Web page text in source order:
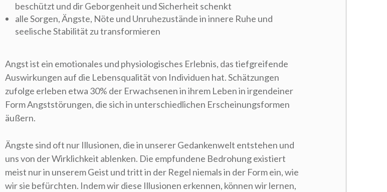
beschützt und dir Geborgenheit und Sicherheit schenkt
alle Sorgen, Ängste, Nöte und Unruhezustände in innere Ruhe und
seelische Stabilität zu transformieren
Angst ist ein emotionales und physiologisches Erlebnis, das tiefgreifende
Auswirkungen auf die Lebensqualität von Individuen hat. Schätzungen
zufolge erleben etwa 30% der Erwachsenen in ihrem Leben in irgendeiner
Form Angststörungen, die sich in unterschiedlichen Erscheinungsformen
äußern.
Ängste sind oft nur Illusionen, die in unserer Gedankenwelt entstehen und
uns von der Wirklichkeit ablenken. Die empfundene Bedrohung existiert
meist nur in unserem Geist und tritt in der Regel niemals in der Form ein, wie
wir sie befürchten. Indem wir diese Illusionen erkennen, können wir lernen,